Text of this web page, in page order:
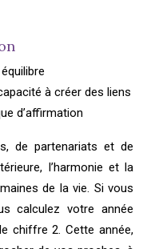
à créer des liens
d’affirmation
de partenariats et de
l’harmonie et la
de la vie. Si vous
calculez votre année
chiffre 2. Cette année,